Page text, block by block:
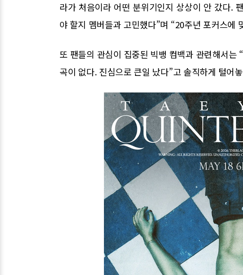
라가 처음이라 어떤 분위기인지 상상이 안 갔다.
야 할지 멤버들과 고민했다”며 “20주년 포커스에
또 팬들의 관심이 집중된 빅뱅 컴백과 관련해서는
곡이 없다. 진심으로 큰일 났다”고 솔직하게 털어